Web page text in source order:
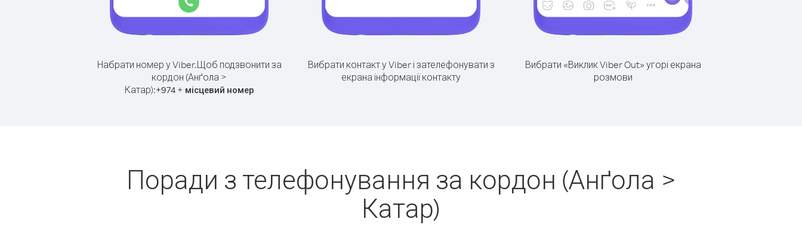
Набрати номер у Viber.Щоб подзвонити за
кордон (Анґола >
Катар):+974+ місцевий номер
Вибрати контакт у Viber і зателефонувати з
екрана інформації контакту
Вибрати «Виклик Viber Out» угорі екрана
розмови
Поради з телефонування за кордон (Анґола >
Катар)